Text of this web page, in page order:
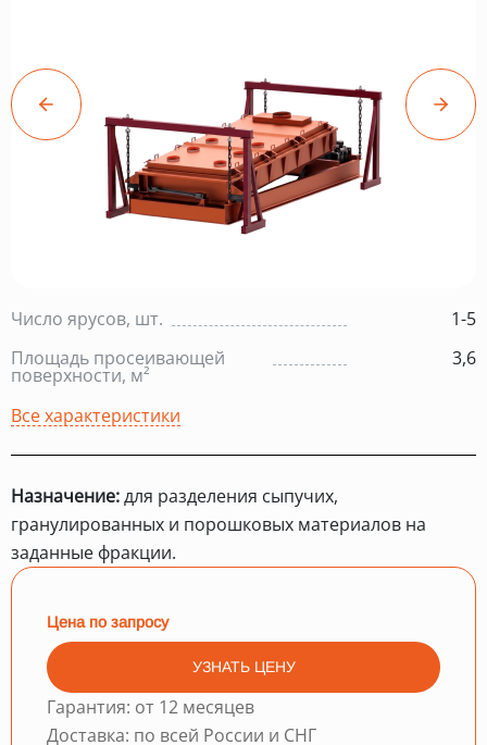
Число ярусов, шт.
1-5
Площадь просеивающей
поверхности, м²
3,6
Все характеристики
Назначение:для разделения сыпучих,
гранулированных и порошковых материалов на
заданные фракции.
Цена по запросу
УЗНАТЬ ЦЕНУ
Гарантия: от 12 месяцев
Доставка: по всей России и СНГ